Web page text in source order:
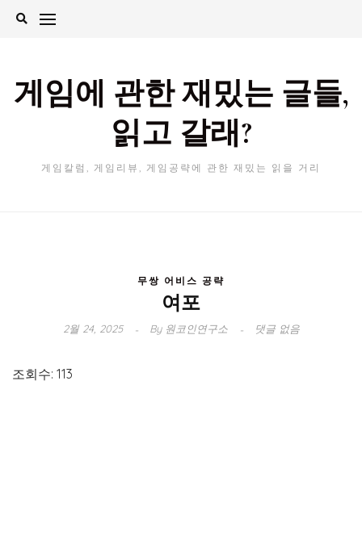
Skip
게임에 관한 재밌는 글들,
읽고 갈래?
게임칼럼, 게임리뷰, 게임공략에 관한 재밌는 읽을 거리
무쌍 어비스 공략
여포
2월 24, 2025 By원코인연구소 댓글 없음
조회수: 113